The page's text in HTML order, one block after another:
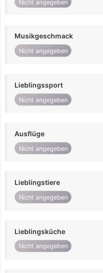
Nicht angegeben
Musikgeschmack
Nicht angegeben
Lieblingssport
Nicht angegeben
Ausflüge
Nicht angegeben
Lieblingstiere
Nicht angegeben
Lieblingsküche
Nicht angegeben